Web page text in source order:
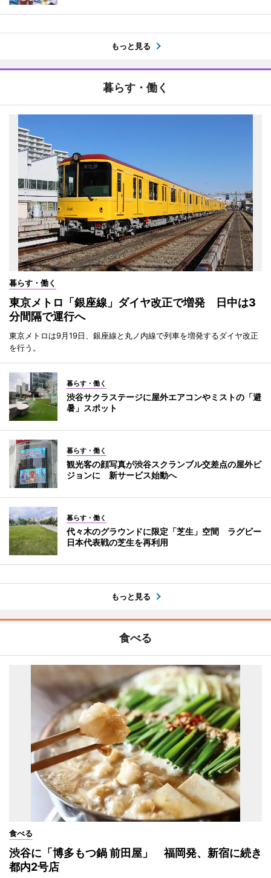
もっと見る
暮らす・働く
暮らす・働く
東京メトロ「銀座線」ダイヤ改正で増発 日中は3
分間隔で運行へ
東京メトロは9月19日、銀座線と丸ノ内線で列車を増発するダイヤ改正
を行う。
暮らす・働く
渋谷サクラステージに屋外エアコンやミストの「避
暑」スポット
暮らす・働く
観光客の顔写真が渋谷スクランブル交差点の屋外ビ
ジョンに 新サービス始動へ
暮らす・働く
代々木のグラウンドに限定「芝生」空間 ラグビー
日本代表戦の芝生を再利用
もっと見る
食べる
食べる
渋谷に「博多もつ鍋 前田屋」 福岡発、新宿に続き
都内2号店